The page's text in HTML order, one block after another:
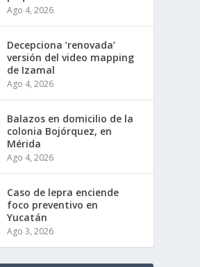
Ago 4, 2026
Decepciona ‘renovada’
versión del video mapping
de Izamal
Ago 4, 2026
Balazos en domicilio de la
colonia Bojórquez, en
Mérida
Ago 4, 2026
Caso de lepra enciende
foco preventivo en
Yucatán
Ago 3, 2026